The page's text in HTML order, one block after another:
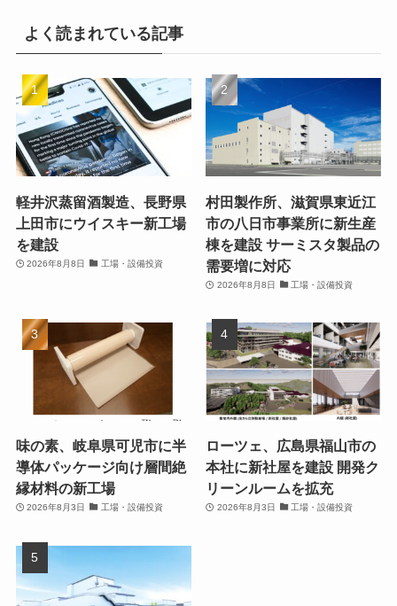
よく読まれている記事
軽井沢蒸留酒製造、長野県
上田市にウイスキー新工場
を建設
2026年8月8日 工場・設備投資
村田製作所、滋賀県東近江
市の八日市事業所に新生産
棟を建設 サーミスタ製品の
需要増に対応
2026年8月8日 工場・設備投資
味の素、岐阜県可児市に半
導体パッケージ向け層間絶
縁材料の新工場
2026年8月3日 工場・設備投資
ローツェ、広島県福山市の
本社に新社屋を建設 開発ク
リーンルームを拡充
2026年8月3日 工場・設備投資